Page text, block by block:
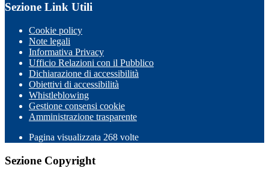
Sezione Link Utili
Cookie policy
Note legali
Informativa Privacy
Ufficio Relazioni con il Pubblico
Dichiarazione di accessibilità
Obiettivi di accessibilità
Whistleblowing
Gestione consensi cookie
Amministrazione trasparente
Pagina visualizzata 268 volte
Sezione Copyright